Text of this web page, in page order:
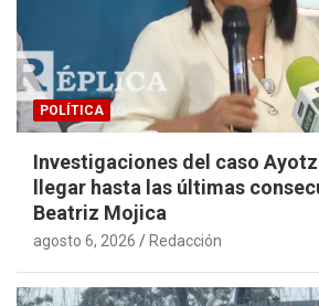
POLÍTICA
Investigaciones del caso
llegar hasta las últimas
Beatriz Mojica
agosto 6, 2026 Redacción